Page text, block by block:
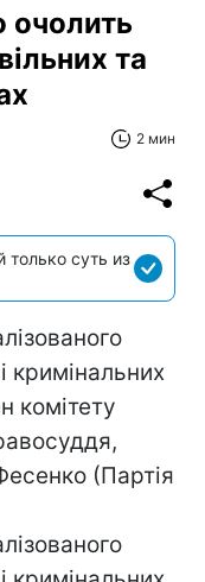
та
2 мин
суть из
кримінальних
комітету
(Партія